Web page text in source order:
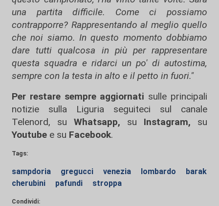
una partita difficile. Come ci possiamo
contrapporre? Rappresentando al meglio quello
che noi siamo. In questo momento dobbiamo
dare tutti qualcosa in più per rappresentare
questa squadra e ridarci un po' di autostima,
sempre con la testa in alto e il petto in fuori."
Per restare sempre aggiornati sulle principali
notizie sulla Liguria seguiteci sul canale
Telenord, su
Whatsapp, su Instagram, su
Youtube e su Facebook.
Tags:
sampdoria gregucci venezia lombardo
barak
cherubini
pafundi stroppa
Condividi: